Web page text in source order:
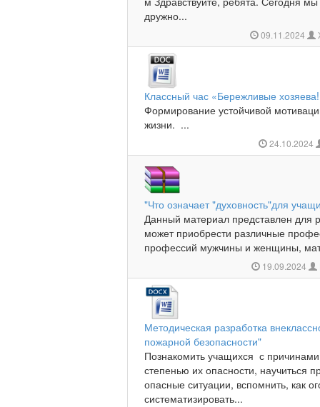
дружно...
09.11.2024
Классный час «Бережливые
Формирование устойчивой
жизни. ...
24.10.2024
"Что означает "духовность"для
Данный материал представлен для
может приобрести различные
профессий мужчины и женщины,
19.09.2024
Методическая разработка
пожарной безопасности"
Познакомить учащихся с
степенью их опасности, научиться
опасные ситуации, вспомнить, как
систематизировать...